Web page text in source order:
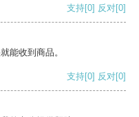
支持[0] 反对[0]
能收到商品。
支持[0] 反对[0]